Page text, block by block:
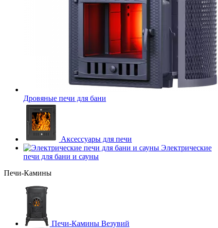
Дровяные печи для бани
Аксессуары для печи
Электрические
печи для бани и сауны
Печи-Камины
Печи-Камины Везувий